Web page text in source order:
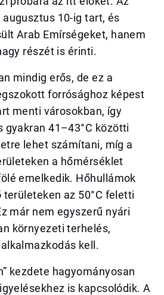
10-ig tart, és
Arab Emírségeket, hanem
részét is érinti.
mindig erős, de ez a
forrósághoz képest
menti városokban, így
gyakran 41–43°C közötti
lehet számítani, míg a
a hőmérséklet
emelkedik. Hőhullámok
területeken az 50°C feletti
már nem egyszerű nyári
környezeti terhelés,
kell.
kezdete hagyományosan
is kapcsolódik. A